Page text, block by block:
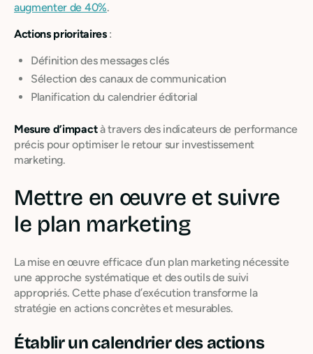
augmenter de 40%.
Actions prioritaires:
Définition des messages clés
Sélection des canaux de communication
Planification du calendrier éditorial
Mesure d’impactà travers des indicateurs de performance
précis pour optimiser le retour sur investissement
marketing.
Mettre en œuvre et suivre
le plan marketing
La mise en œuvre efficace d’un plan marketing nécessite
une approche systématique et des outils de suivi
appropriés. Cette phase d’exécution transforme la
stratégie en actions concrètes et mesurables.
Établir un calendrier des actions